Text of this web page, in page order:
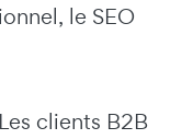
le SEO
clients B2B